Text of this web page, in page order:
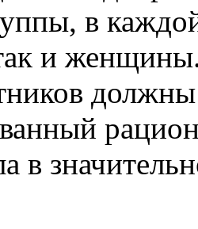
в
и женщины.
в